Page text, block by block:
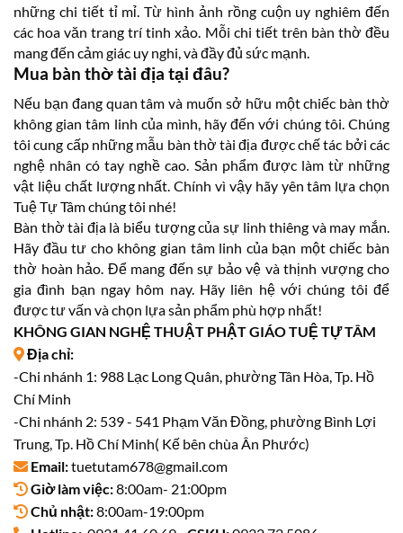
những chi tiết tỉ mỉ. Từ hình ảnh rồng cuộn uy nghiêm đến
các hoa văn trang trí tinh xảo. Mỗi chi tiết trên bàn thờ đều
mang đến cảm giác uy nghi, và đầy đủ sức mạnh.
Mua bàn thờ tài địa tại đâu?
Nếu bạn đang quan tâm và muốn sở hữu một chiếc bàn thờ
không gian tâm linh của mình, hãy đến với chúng tôi. Chúng
tôi cung cấp những mẫu bàn thờ tài địa được chế tác bởi các
nghệ nhân có tay nghề cao. Sản phẩm được làm từ những
vật liệu chất lượng nhất. Chính vì vậy hãy yên tâm lựa chọn
Tuệ Tự Tâm chúng tôi nhé!
Bàn thờ tài địa là biểu tượng của sự linh thiêng và may mắn.
Hãy đầu tư cho không gian tâm linh của bạn một chiếc bàn
thờ hoàn hảo. Để mang đến sự bảo vệ và thịnh vượng cho
gia đình bạn ngay hôm nay. Hãy liên hệ với chúng tôi để
được tư vấn và chọn lựa sản phẩm phù hợp nhất!
KHÔNG GIAN NGHỆ THUẬT PHẬT GIÁO TUỆ TỰ TÂM
Địa chỉ:
-Chi nhánh 1: 988 Lạc Long Quân, phường Tân Hòa, Tp. Hồ
Chí Minh
-Chi nhánh 2: 539 - 541 Phạm Văn Đồng, phường Bình Lợi
Trung, Tp. Hồ Chí Minh( Kế bên chùa Ân Phước)
Email:tuetutam678@gmail.com
Giờ làm việc:8:00am- 21:00pm
Chủ nhật:8:00am-19:00pm